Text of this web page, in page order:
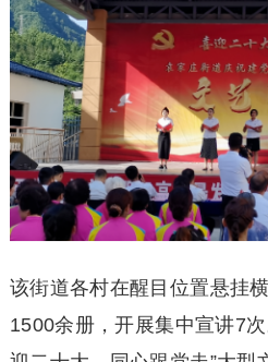
该街道各村在醒目位置悬挂
1500余册，开展集中宣讲7